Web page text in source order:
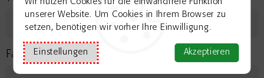
Wir nutzen Cookies für die einwandfreie Funktion
unserer Website. Um Cookies in Ihrem Browser zu
setzen, benötigen wir vorher Ihre Einwilligung.
Einstellungen Akzeptieren
Fax